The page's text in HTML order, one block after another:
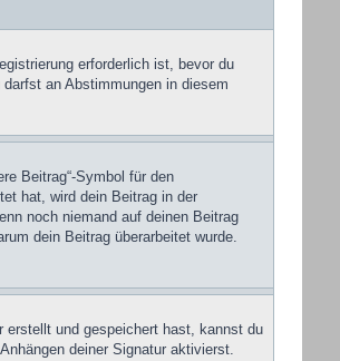
erforderlich ist, bevor du
an Abstimmungen in diesem
Beitrag“-Symbol für den
hat, wird dein Beitrag in der
noch niemand auf deinen Beitrag
dein Beitrag überarbeitet wurde.
erstellt und gespeichert hast, kannst du
deiner Signatur aktivierst.